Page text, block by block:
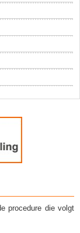
procedure die volgt